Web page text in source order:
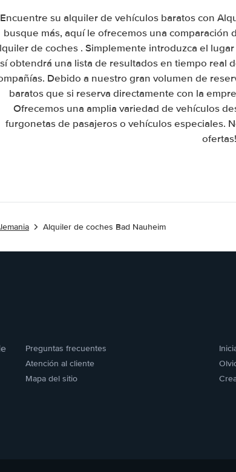
Encuentre su alquiler de vehículos baratos con
busque más, aquí le ofrecemos una comparación
de coches . Simplemente introduzca el
obtendrá una lista de resultados en tiempo real
Debido a nuestro gran volumen de
baratos que si reserva directamente con la
Ofrecemos una amplia variedad de vehículos
furgonetas de pasajeros o vehículos especiales.
ofertas!
Alquiler de coches Bad Nauheim
Preguntas frecuentes
Atención al cliente
Mapa del sitio